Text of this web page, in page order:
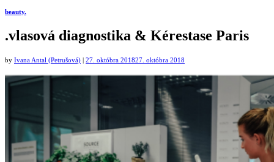
beauty.
.vlasová diagnostika & Kérestase Paris
by Ivana Antal (Petrušová) 27. októbra 201827. októbra 2018